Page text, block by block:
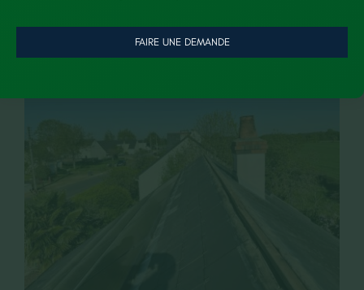
FAIRE UNE DEMANDE